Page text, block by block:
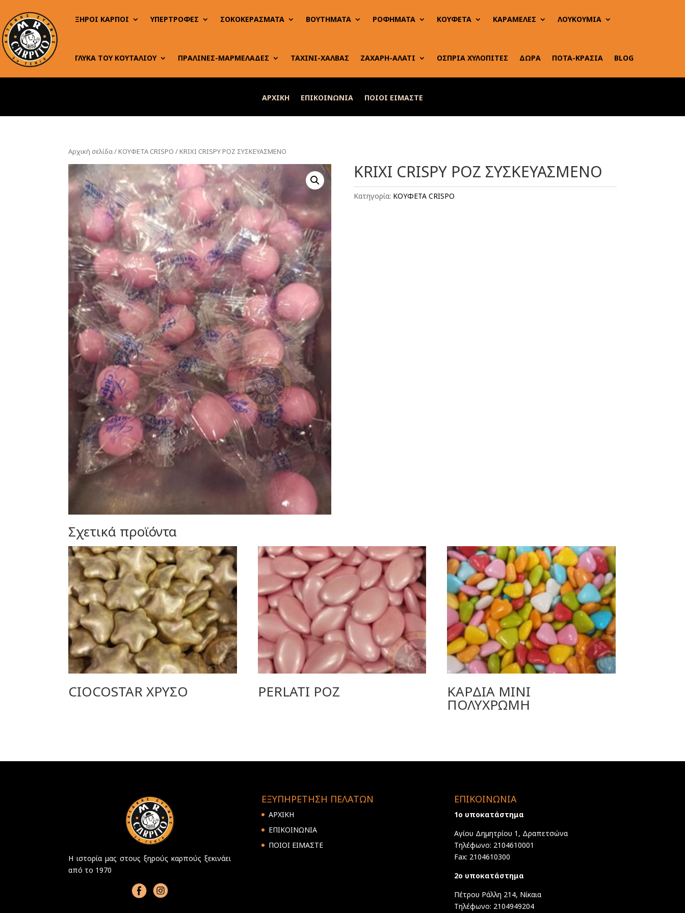
ΞΗΡΟΙ ΚΑΡΠΟΙ ΥΠΕΡΤΡΟΦΕΣ ΣΟΚΟΚΕΡΑΣΜΑΤΑ ΒΟΥΤΗΜΑΤΑ ΡΟΦΗΜΑΤΑ ΚΟΥΦΕΤΑ ΚΑΡΑΜΕΛΕΣ ΛΟΥΚΟΥΜΙΑ
ΓΛΥΚΑ ΤΟΥ ΚΟΥΤΑΛΙΟΥ ΠΡΑΛΙΝΕΣ-ΜΑΡΜΕΛΑΔΕΣ ΤΑΧΙΝΙ-ΧΑΛΒΑΣ ΖΑΧΑΡΗ-ΑΛΑΤΙ ΟΣΠΡΙΑ ΧΥΛΟΠΙΤΕΣ ΔΩΡΑ ΠΟΤΑ-ΚΡΑΣΙΑ BLOG
ΑΡΧΙΚΗ ΕΠΙΚΟΙΝΩΝΙΑ ΠΟΙΟΙ ΕΙΜΑΣΤΕ
Αρχική σελίδα/ΚΟΥΦΕΤΑ CRISPO / KRIXI CRISPY POZ ΣΥΣΚΕΥΑΣΜΕΝΟ
KRIXI CRISPY POZ ΣΥΣΚΕΥΑΣΜΕΝΟ
Κατηγορία: ΚΟΥΦΕΤΑ CRISPO
Σχετικά προϊόντα
CIOCOSTAR ΧΡΥΣΟ PERLATI POZ ΚΑΡΔΙΑ ΜΙΝΙ
ΠΟΛΥΧΡΩΜΗ
Η ιστορία μας στους ξηρούς καρπούς ξεκινάει
από το 1970
ΕΞΥΠΗΡΕΤΗΣΗ ΠΕΛΑΤΩΝ
ΑΡΧΙΚΗ
ΕΠΙΚΟΙΝΩΝΙΑ
ΠΟΙΟΙ ΕΙΜΑΣΤΕ
ΕΠΙΚΟΙΝΩΝΙΑ
1ο υποκατάστημα
Αγίου Δημητρίου 1, Δραπετσώνα
Τηλέφωνο: 2104610001
Fax: 2104610300
2ο υποκατάστημα
Πέτρου Ράλλη 214, Νίκαια
Τηλέφωνο: 2104949204